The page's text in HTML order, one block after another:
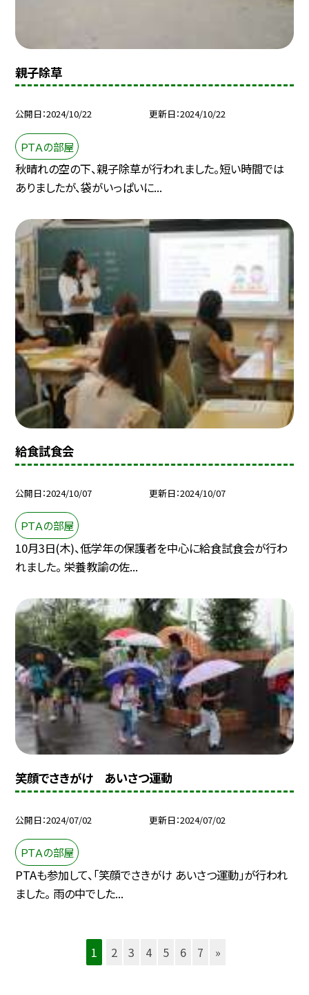
親子除草
公開日 2024/10/22 更新日 2024/10/22
ＰＴＡの部屋
秋晴れの空の下、親子除草が行われました。短い時間では
ありましたが、袋がいっぱいに...
給食試食会
公開日 2024/10/07 更新日 2024/10/07
ＰＴＡの部屋
10月3日(木)、低学年の保護者を中心に給食試食会が行わ
れました。 栄養教諭の佐...
笑顔でさきがけ あいさつ運動
公開日 2024/07/02 更新日 2024/07/02
ＰＴＡの部屋
PTAも参加して、「笑顔でさきがけ あいさつ運動」が行われ
ました。 雨の中でした...
1 2 3 4 5 6 7 »